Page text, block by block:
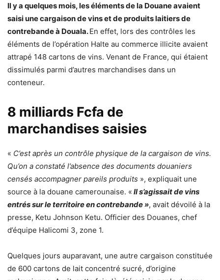
Il y a quelques mois, les éléments de la Douane avaient
saisi une cargaison de vins et de produits laitiers de
contrebande à Douala.En effet, lors des contrôles les
éléments de l’opération Halte au commerce illicite avaient
attrapé 148 cartons de vins. Venant de France, qui étaient
dissimulés parmi d’autres marchandises dans un
conteneur.
8 milliards Fcfa de
marchandises saisies
« C’est après un contrôle physique de la cargaison de vins.
Qu’on a constaté l’absence des documents douaniers
censés accompagner pareils produits », expliquait une
source à la douane camerounaise. « Il s’agissait de vins
entrés sur le territoire en contrebande », avait dévoilé à la
presse, Ketu Johnson Ketu. Officier des Douanes, chef
d’équipe Halicomi 3, zone 1.
Quelques jours auparavant, une autre cargaison constituée
de 600 cartons de lait concentré sucré, d’origine